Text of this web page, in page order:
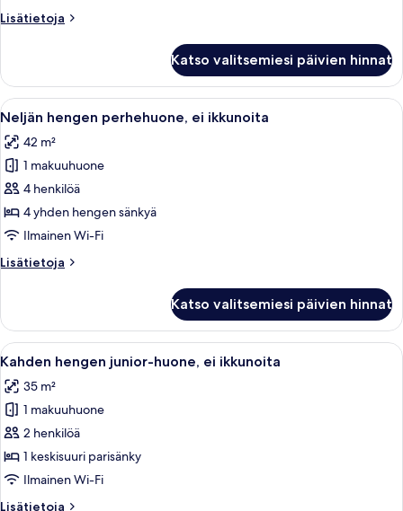
ikkunoita
Lisätietoja
Lisätietoja
comfort-
huone,
ei
ikkunoita
Katso valitsemiesi päivien hinnat
Avaa
kaikki
huonetyypin
Neljän
hengen
perhehuone,
ei
kuvat
Moderni hotellihuone, jossa on
17
Neljän hengen perhehuone, ei ikkunoita
42 m²
1 makuuhuone
4 henkilöä
4 yhden hengen sänkyä
Ilmainen Wi-Fi
Lisätietoja
Lisätietoja
perhehuone,
ei
ikkunoita
Katso valitsemiesi päivien hinnat
Avaa
kaikki
huonetyypin
Kahden
hengen
junior-
huone,
Hotellihuone, jossa on sänky,
9
Kahden hengen junior-huone, ei ikkunoita
35 m²
1 makuuhuone
2 henkilöä
1 keskisuuri parisänky
Ilmainen Wi-Fi
Lisätietoja
Lisätietoja